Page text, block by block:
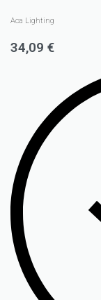
Aca Lighting
34,09 €